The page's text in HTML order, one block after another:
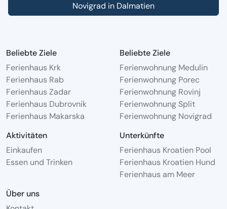
Novigrad in Dalmatien
Beliebte Ziele
Ferienhaus Krk
Ferienhaus Rab
Ferienhaus Zadar
Ferienhaus Dubrovnik
Ferienhaus Makarska
Beliebte Ziele
Ferienwohnung Medulin
Ferienwohnung Porec
Ferienwohnung Rovinj
Ferienwohnung Split
Ferienwohnung Novigrad
Aktivitäten
Einkaufen
Essen und Trinken
Unterkünfte
Ferienhaus Kroatien Pool
Ferienhaus Kroatien Hund
Ferienhaus am Meer
Über uns